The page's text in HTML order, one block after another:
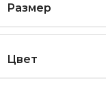
Размер
Цвет